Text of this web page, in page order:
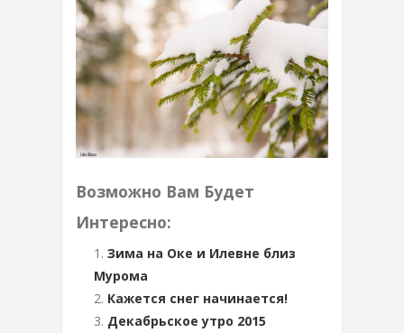
Возможно Вам Будет
Интересно:
Зима на Оке и Илевне близ
Мурома
Кажется снег начинается!
Декабрьское утро 2015